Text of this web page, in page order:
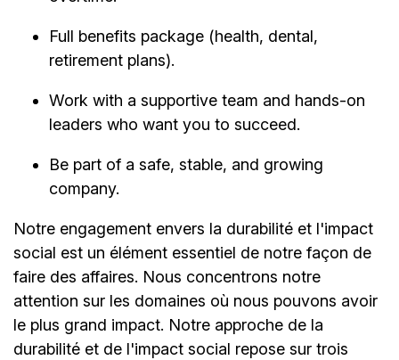
Full benefits package (health, dental,
retirement plans).
Work with a supportive team and hands-on
leaders who want you to succeed.
Be part of a safe, stable, and growing
company.
Notre engagement envers la durabilité et l'impact
social est un élément essentiel de notre façon de
faire des affaires. Nous concentrons notre
attention sur les domaines où nous pouvons avoir
le plus grand impact. Notre approche de la
durabilité et de l'impact social repose sur trois